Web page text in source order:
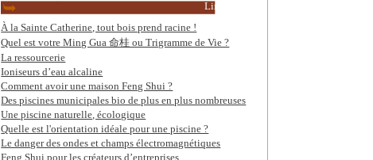
Lire la suite
À la Sainte Catherine, tout bois prend racine !
Quel est votre Ming Gua 命桂 ou Trigramme de Vie ?
La ressourcerie
Ioniseurs d’eau alcaline
Comment avoir une maison Feng Shui ?
Des piscines municipales bio de plus en plus nombreuses
Une piscine naturelle, écologique
Quelle est l'orientation idéale pour une piscine ?
Le danger des ondes et champs électromagnétiques
Feng Shui pour les créateurs d’entreprises